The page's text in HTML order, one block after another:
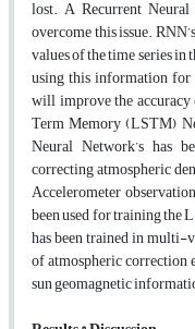
lost. A Recurrent
overcome this issue.
values of the time series
using this information
will improve the
Term Memory (LSTM)
Neural Network’s has
correcting atmospheric
Accelerometer
been used for training
has been trained in
of atmospheric correction
sun geomagnetic